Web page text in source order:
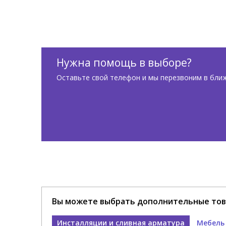
Нужна помощь в выборе?
Оставьте свой телефон и мы перезвоним в
Вы можете выбрать дополнительные
Инсталляции и сливная арматура